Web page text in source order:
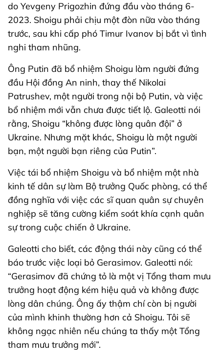
do Yevgeny Prigozhin đứng đầu vào tháng 6-
2023. Shoigu phải chịu một đòn nữa vào tháng
trước, sau khi cấp phó Timur Ivanov bị bắt vì tình
nghi tham nhũng.
Ông Putin đã bổ nhiệm Shoigu làm người đứng
đầu Hội đồng An ninh, thay thế Nikolai
Patrushev, một người trong nội bộ Putin, và việc
bổ nhiệm mới vẫn chưa được tiết lộ. Galeotti nói
rằng, Shoigu “không được lòng quân đội” ở
Ukraine. Nhưng mặt khác, Shoigu là một người
bạn, một người bạn riêng của Putin”.
Việc tái bổ nhiệm Shoigu và bổ nhiệm một nhà
kinh tế dân sự làm Bộ trưởng Quốc phòng, có thể
đồng nghĩa với việc các sĩ quan quân sự chuyên
nghiệp sẽ tăng cường kiểm soát khía cạnh quân
sự trong cuộc chiến ở Ukraine.
Galeotti cho biết, các động thái này cũng có thể
báo trước việc loại bỏ Gerasimov. Galeotti nói:
“Gerasimov đã chứng tỏ là một vị Tổng tham mưu
trưởng hoạt động kém hiệu quả và không được
lòng dân chúng. Ông ấy thậm chí còn bị người
của mình khinh thường hơn cả Shoigu. Tôi sẽ
không ngạc nhiên nếu chúng ta thấy một Tổng
tham mưu trưởng mới”.